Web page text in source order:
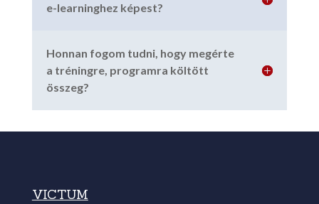
e-learninghez képest?
Honnan fogom tudni, hogy megérte
a tréningre, programra költött
összeg?
VICTUM